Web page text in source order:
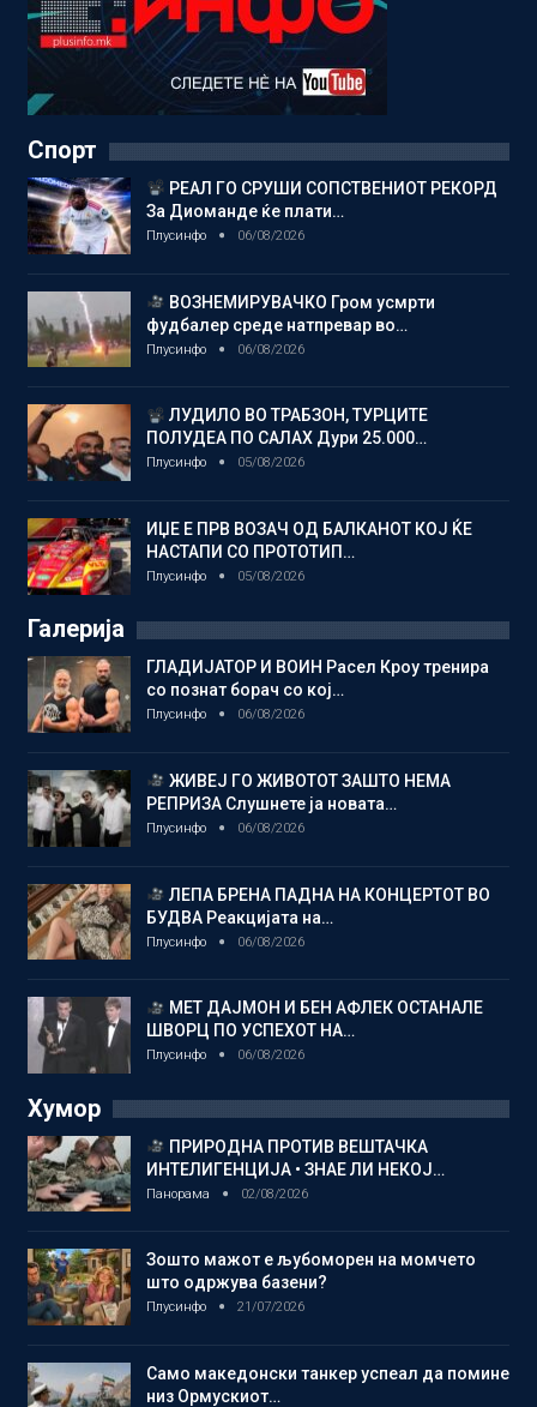
Спорт
РЕАЛ ГО СРУШИ СОПСТВЕНИОТ РЕКОРД
За Диоманде ќе плати…
Плусинфо 06/08/2026
ВОЗНЕМИРУВАЧКО Гром усмрти
фудбалер среде натпревар во…
Плусинфо 06/08/2026
ЛУДИЛО ВО ТРАБЗОН, ТУРЦИТЕ
ПОЛУДЕА ПО САЛАХ Дури 25.000…
Плусинфо 05/08/2026
ИЏЕ Е ПРВ ВОЗАЧ ОД БАЛКАНОТ КОЈ ЌЕ
НАСТАПИ СО ПРОТОТИП…
Плусинфо 05/08/2026
Галерија
ГЛАДИЈАТОР И ВОИН Расел Кроу тренира
со познат борач со кој…
Плусинфо 06/08/2026
ЖИВЕЈ ГО ЖИВОТОТ ЗАШТО НЕМА
РЕПРИЗА Слушнете ја новата…
Плусинфо 06/08/2026
ЛЕПА БРЕНА ПАДНА НА КОНЦЕРТОТ ВО
БУДВА Реакцијата на…
Плусинфо 06/08/2026
МЕТ ДАЈМОН И БЕН АФЛЕК ОСТАНАЛЕ
ШВОРЦ ПО УСПЕХОТ НА…
Плусинфо 06/08/2026
Хумор
ПРИРОДНА ПРОТИВ ВЕШТАЧКА
ИНТЕЛИГЕНЦИЈА • ЗНАЕ ЛИ НЕКОЈ…
Панорама 02/08/2026
Зошто мажот е љубоморен на момчето
што одржува базени?
Плусинфо 21/07/2026
Само македонски танкер успеал да помине
низ Ормускиот…